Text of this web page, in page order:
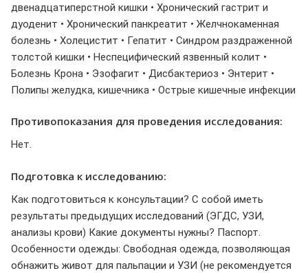
двенадцатиперстной кишки • Хронический гастрит и
дуоденит • Хронический панкреатит • Желчнокаменная
болезнь • Холецистит • Гепатит • Синдром раздраженной
толстой кишки • Неспецифический язвенный колит •
Болезнь Крона • Эзофагит • Дисбактериоз • Энтерит •
Полипы желудка, кишечника • Острые кишечные инфекции
Противопоказания для проведения исследования:
Нет.
Подготовка к исследованию:
Как подготовиться к консультации? С собой иметь
результаты предыдущих исследований (ЭГДС, УЗИ,
анализы крови) Какие документы нужны? Паспорт.
Особенности одежды: Свободная одежда, позволяющая
обнажить живот для пальпации и УЗИ (не рекомендуется